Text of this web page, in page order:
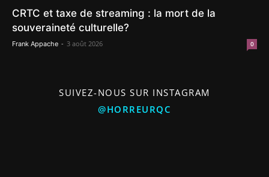
CRTC et taxe de streaming : la mort de la
souveraineté culturelle?
Frank Appache - 3 août 2026 0
SUIVEZ-NOUS SUR INSTAGRAM
@HORREURQC